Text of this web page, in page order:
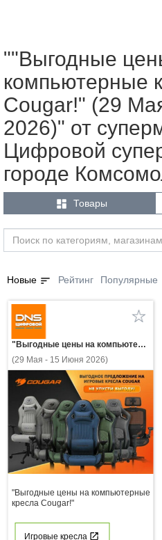
""Выгодные
компьютерные
Cougar!" (29
2026)" от
Цифровой
городе
 Товары
Новые sort Рейтинг Популярные
"Выгодные цены на компьютерные кресла Cougar!"
(29 Мая - 15 Июня 2026)
"Выгодные цены на компьютерные
кресла Cougar!"
Игровые кресла